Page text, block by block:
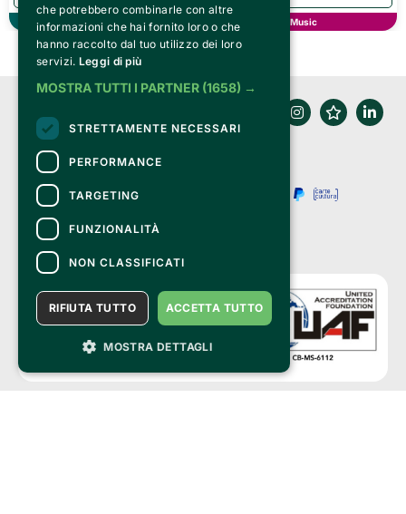
Theater Music
che potrebbero combinarle con altre
informazioni che hai fornito loro o che
hanno raccolto dal tuo utilizzo dei loro
servizi. Leggi di più
MOSTRA TUTTI I PARTNER (1658) →
STRETTAMENTE NECESSARI
PERFORMANCE
TARGETING
FUNZIONALITÀ
NON CLASSIFICATI
ACCETTA TUTTO
RIFIUTA TUTTO
MOSTRA DETTAGLI